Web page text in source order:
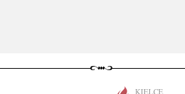
KIELCE